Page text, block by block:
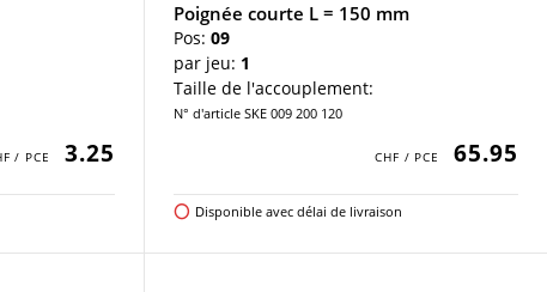
3.25
Poignée courte L = 150 mm
Pos: 09
par jeu: 1
Taille de l'accouplement:
N° d'article SKE 009 200 120
65.95
Disponible avec délai de livraison